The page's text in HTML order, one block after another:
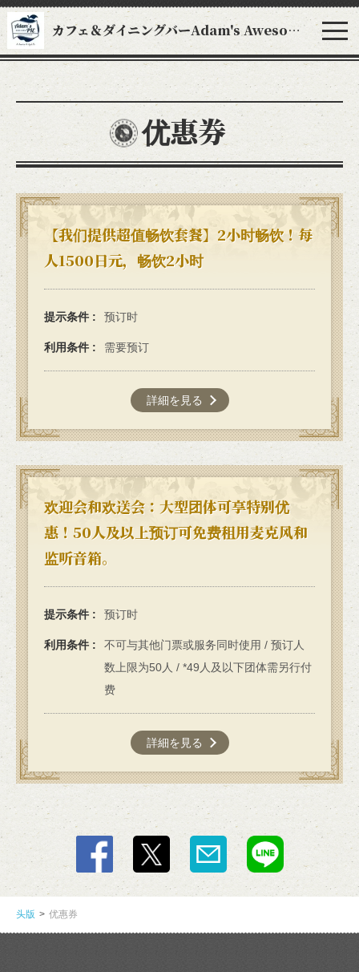
カフェ＆ダイニングバーAdam's Awesome Pie アダムスオーサムパイ
优惠券
【我们提供超值畅饮套餐】2小时畅饮！每
人1500日元，畅饮2小时
提示条件 预订时
利用条件 需要预订
詳細を見る
欢迎会和欢送会：大型团体可享特别优
惠！50人及以上预订可免费租用麦克风和
监听音箱。
提示条件 预订时
利用条件
不可与其他门票或服务同时使用 / 预订人
数上限为50人 / *49人及以下团体需另行付
费
詳細を見る
头版 优惠券
この店舗情報をシェアする
ダムスオーサムパイ